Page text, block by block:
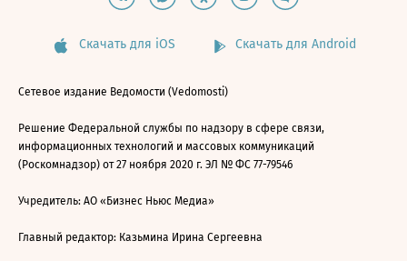
Скачать для iOS Скачать для Android
Сетевое издание Ведомости (Vedomosti)
Решение Федеральной службы по надзору в сфере связи,
информационных технологий и массовых коммуникаций
(Роскомнадзор) от 27 ноября 2020 г. ЭЛ № ФС 77-79546
Учредитель: АО «Бизнес Ньюс Медиа»
Главный редактор: Казьмина Ирина Сергеевна